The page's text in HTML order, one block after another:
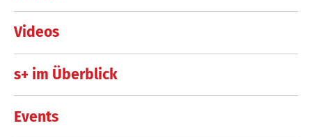
Videos
s+ im Überblick
Events